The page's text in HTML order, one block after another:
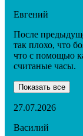
Евгений
После
так плохо, что
что с помощью
считаные часы.
Показать все
27.07.2026
Василий